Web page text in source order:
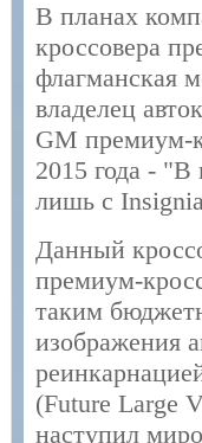
В планах
кроссовера
флагманская
владелец
GM премиум-
2015 года - "В
лишь с
Данный
премиум-
таким
изображения
(Future Large
наступил